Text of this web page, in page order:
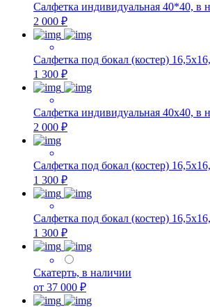
Салфетка индивидуальная 40*40, в
2 000 ₽
Салфетка под бокал (костер)
1 300 ₽
Салфетка индивидуальная 40х40, в
2 000 ₽
Салфетка под бокал (костер)
1 300 ₽
Салфетка под бокал (костер)
1 300 ₽
Скатерть, в наличии
от 37 000 ₽